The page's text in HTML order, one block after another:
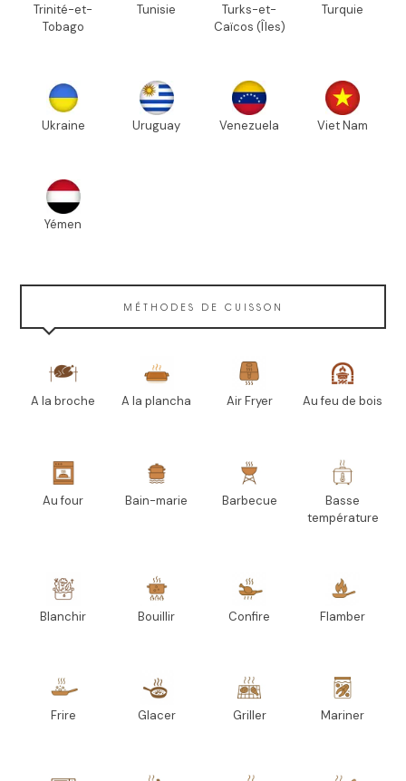
Trinité-et-
Tobago
Tunisie
Turks-et-
Caïcos (Îles)
Turquie
Ukraine Uruguay Venezuela Viet Nam
Yémen
MÉTHODES DE CUISSON
A la broche A la plancha Air Fryer Au feu de bois
Au four Bain-marie Barbecue
Basse
température
Blanchir Bouillir Confire Flamber
Frire Glacer Griller Mariner